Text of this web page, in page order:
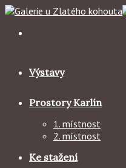
Skip
content
Výstavy
Prostory Karlín
1. místnost
2. místnost
Ke stažení